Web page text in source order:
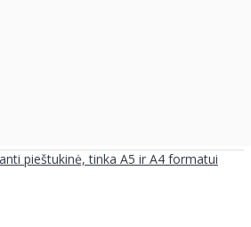
pieštukinė, tinka A5 ir A4 formatui